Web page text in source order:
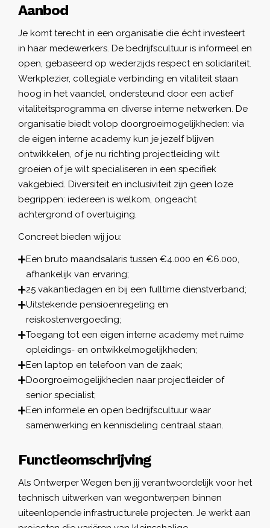
Aanbod
Je komt terecht in een organisatie die écht investeert
in haar medewerkers. De bedrijfscultuur is informeel en
open, gebaseerd op wederzijds respect en solidariteit.
Werkplezier, collegiale verbinding en vitaliteit staan
hoog in het vaandel, ondersteund door een actief
vitaliteitsprogramma en diverse interne netwerken. De
organisatie biedt volop doorgroeimogelijkheden: via
de eigen interne academy kun je jezelf blijven
ontwikkelen, of je nu richting projectleiding wilt
groeien of je wilt specialiseren in een specifiek
vakgebied. Diversiteit en inclusiviteit zijn geen loze
begrippen: iedereen is welkom, ongeacht
achtergrond of overtuiging.
Concreet bieden wij jou:
Een bruto maandsalaris tussen €4.000 en €6.000,
afhankelijk van ervaring;
25 vakantiedagen en bij een fulltime dienstverband;
Uitstekende pensioenregeling en
reiskostenvergoeding;
Toegang tot een eigen interne academy met ruime
opleidings- en ontwikkelmogelijkheden;
Een laptop en telefoon van de zaak;
Doorgroeimogelijkheden naar projectleider of
senior specialist;
Een informele en open bedrijfscultuur waar
samenwerking en kennisdeling centraal staan.
Functieomschrijving
Als Ontwerper Wegen ben jij verantwoordelijk voor het
technisch uitwerken van wegontwerpen binnen
uiteenlopende infrastructurele projecten. Je werkt aan